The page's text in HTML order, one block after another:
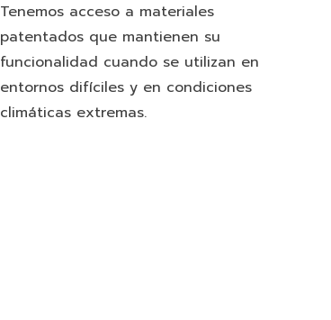
Tenemos acceso a materiales
patentados que mantienen su
funcionalidad cuando se utilizan en
entornos difíciles y en condiciones
climáticas extremas.